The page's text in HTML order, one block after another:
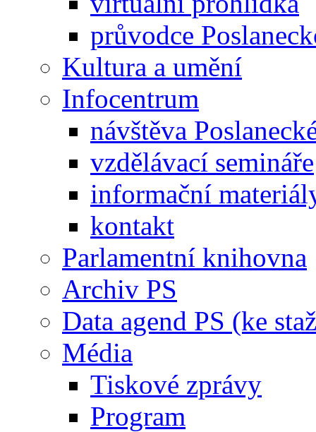
průvodce
Kultura a umění
Infocentrum
návštěva
vzdělávací semináře
informační
kontakt
Parlamentní knihovna
Archiv PS
Data agend PS (ke
Média
Tiskové zprávy
Program